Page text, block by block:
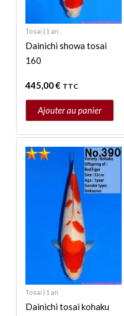
Tosai | 1 an
Dainichi showa tosai
160
445,00€ TTC
Ajouter au panier
Tosai | 1 an
Dainichi tosai kohaku